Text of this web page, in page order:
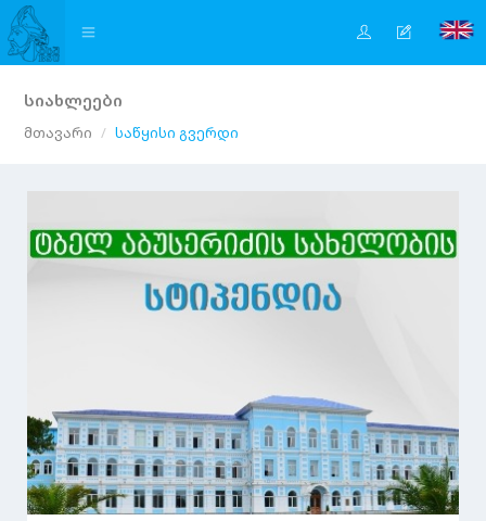
სიახლეები
მთავარი საწყისი გვერდი